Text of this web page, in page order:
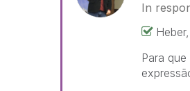
In
Para